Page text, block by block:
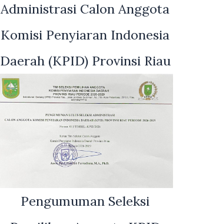
Administrasi Calon Anggota
Komisi Penyiaran Indonesia
Daerah (KPID) Provinsi Riau
Pengumuman Seleksi